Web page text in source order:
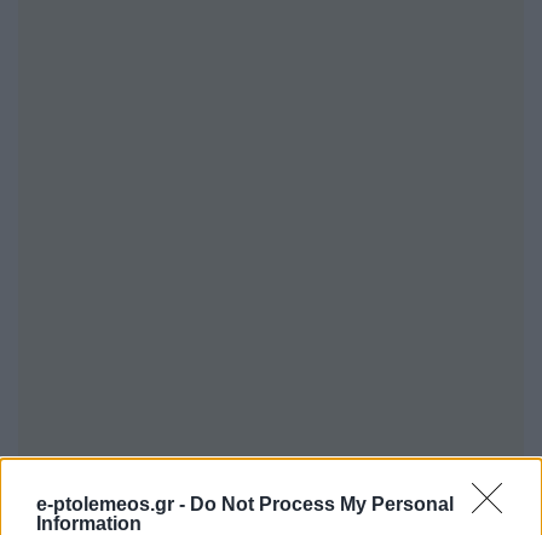
e-ptolemeos.gr - Do Not Process My Personal
Information